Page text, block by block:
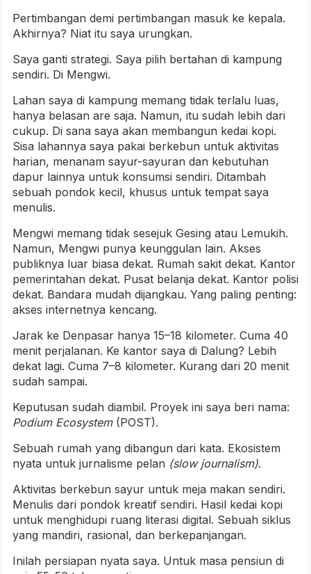
Pertimbangan demi pertimbangan masuk ke kepala.
Akhirnya? Niat itu saya urungkan.
Saya ganti strategi. Saya pilih bertahan di kampung
sendiri. Di Mengwi.
Lahan saya di kampung memang tidak terlalu luas,
hanya belasan are saja. Namun, itu sudah lebih dari
cukup. Di sana saya akan membangun kedai kopi.
Sisa lahannya saya pakai berkebun untuk aktivitas
harian, menanam sayur-sayuran dan kebutuhan
dapur lainnya untuk konsumsi sendiri. Ditambah
sebuah pondok kecil, khusus untuk tempat saya
menulis.
Mengwi memang tidak sesejuk Gesing atau Lemukih.
Namun, Mengwi punya keunggulan lain. Akses
publiknya luar biasa dekat. Rumah sakit dekat. Kantor
pemerintahan dekat. Pusat belanja dekat. Kantor polisi
dekat. Bandara mudah dijangkau. Yang paling penting:
akses internetnya kencang.
Jarak ke Denpasar hanya 15–18 kilometer. Cuma 40
menit perjalanan. Ke kantor saya di Dalung? Lebih
dekat lagi. Cuma 7–8 kilometer. Kurang dari 20 menit
sudah sampai.
Keputusan sudah diambil. Proyek ini saya beri nama:
Podium Ecosystem (POST).
Sebuah rumah yang dibangun dari kata. Ekosistem
nyata untuk jurnalisme pelan (slow journalism).
Aktivitas berkebun sayur untuk meja makan sendiri.
Menulis dari pondok kreatif sendiri. Hasil kedai kopi
untuk menghidupi ruang literasi digital. Sebuah siklus
yang mandiri, rasional, dan berkepanjangan.
Inilah persiapan nyata saya. Untuk masa pensiun di